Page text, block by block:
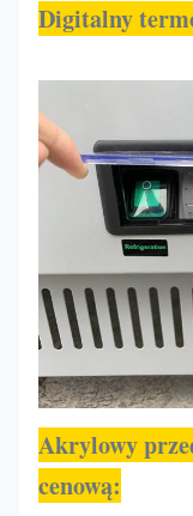
Digitalny
Akrylowy
cenową: